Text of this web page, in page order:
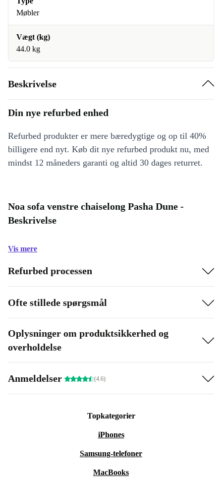
Møbler
Vægt (kg)
44.0 kg
Beskrivelse
Din nye refurbed enhed
Refurbed produkter er mere bæredygtige og op til 40%
billigere end nyt. Køb dit nye refurbed produkt nu, med
mindst 12 måneders garanti og altid 30 dages returret.
Noa sofa venstre chaiselong Pasha Dune -
Beskrivelse
Vis mere
Refurbed processen
Ofte stillede spørgsmål
Oplysninger om produktsikkerhed og
overholdelse
Anmeldelser (4.6)
Topkategorier
iPhones
Samsung-telefoner
MacBooks